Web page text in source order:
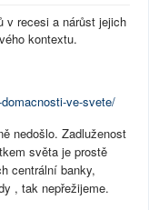
v recesi a nárůst jejich
kontextu.
ve-svete/
nedošlo. Zadluženost
světa je prostě
centrální banky,
, tak nepřežijeme.